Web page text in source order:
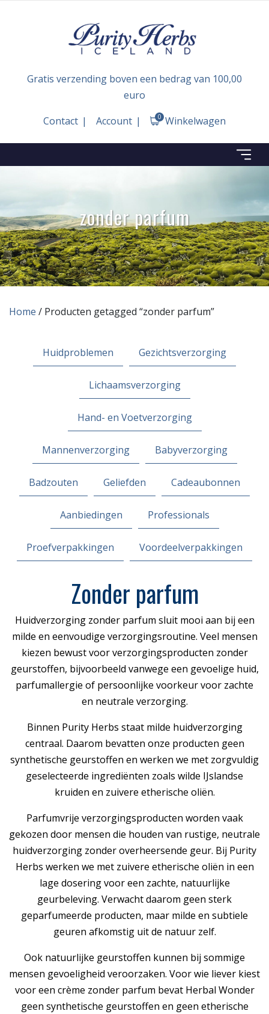
Gratis verzending boven een bedrag van 100,00
euro
Contact
Account Winkelwagen
0
zonder parfum
Home / Producten getagged “zonder parfum”
Huidproblemen Gezichtsverzorging
Lichaamsverzorging
Hand- en Voetverzorging
Mannenverzorging Babyverzorging
Badzouten Geliefden Cadeaubonnen
Aanbiedingen Professionals
Proefverpakkingen Voordeelverpakkingen
Zonder parfum
Huidverzorging zonder parfum sluit mooi aan bij een
milde en eenvoudige verzorgingsroutine. Veel mensen
kiezen bewust voor verzorgingsproducten zonder
geurstoffen, bijvoorbeeld vanwege een gevoelige huid,
parfumallergie of persoonlijke voorkeur voor zachte
en neutrale verzorging.
Binnen Purity Herbs staat milde huidverzorging
centraal. Daarom bevatten onze producten geen
synthetische geurstoffen en werken we met zorgvuldig
geselecteerde ingrediënten zoals wilde IJslandse
kruiden en zuivere etherische oliën.
Parfumvrije verzorgingsproducten worden vaak
gekozen door mensen die houden van rustige, neutrale
huidverzorging zonder overheersende geur. Bij Purity
Herbs werken we met zuivere etherische oliën in een
lage dosering voor een zachte, natuurlijke
geurbeleving. Verwacht daarom geen sterk
geparfumeerde producten, maar milde en subtiele
geuren afkomstig uit de natuur zelf.
Ook natuurlijke geurstoffen kunnen bij sommige
mensen gevoeligheid veroorzaken. Voor wie liever kiest
voor een crème zonder parfum bevat Herbal Wonder
geen synthetische geurstoffen en geen etherische